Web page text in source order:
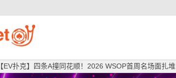
【EV扑克】四条A撞同花顺！2026 WSOP首周名场面扎堆